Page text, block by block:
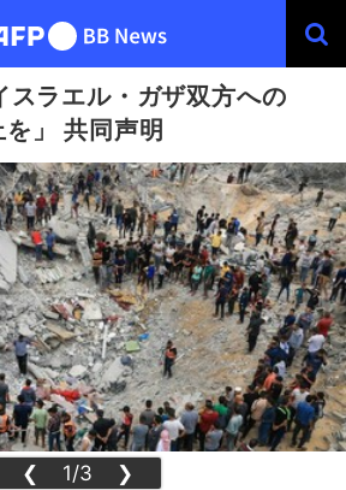
スラエル・ガザ双方への
を」 共同声明
❮ 1/3 ❯